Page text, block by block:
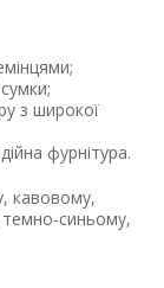
з широкої
фурнітура.
кавовому,
синьому,